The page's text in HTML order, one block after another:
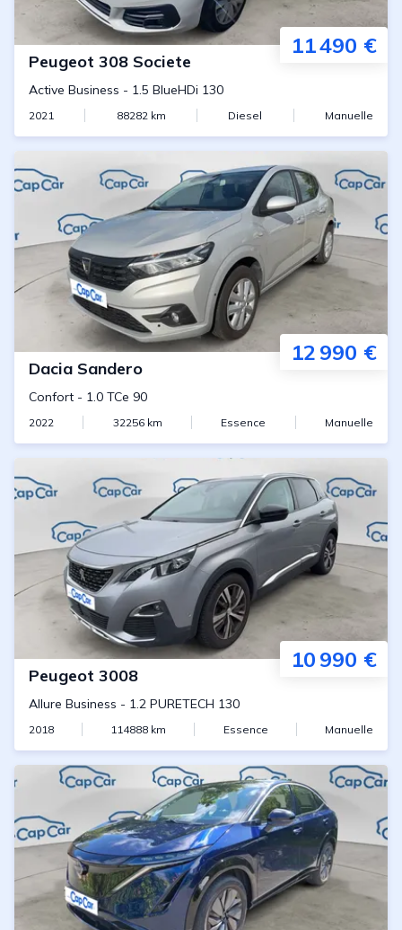
11 490 €
Peugeot 308 Societe
Active Business - 1.5 BlueHDi 130
2021 88282km Diesel Manuelle
12 990 €
Dacia Sandero
Confort - 1.0 TCe 90
2022 32256km Essence Manuelle
10 990 €
Peugeot 3008
Allure Business - 1.2 PURETECH 130
2018 114888 km Essence Manuelle